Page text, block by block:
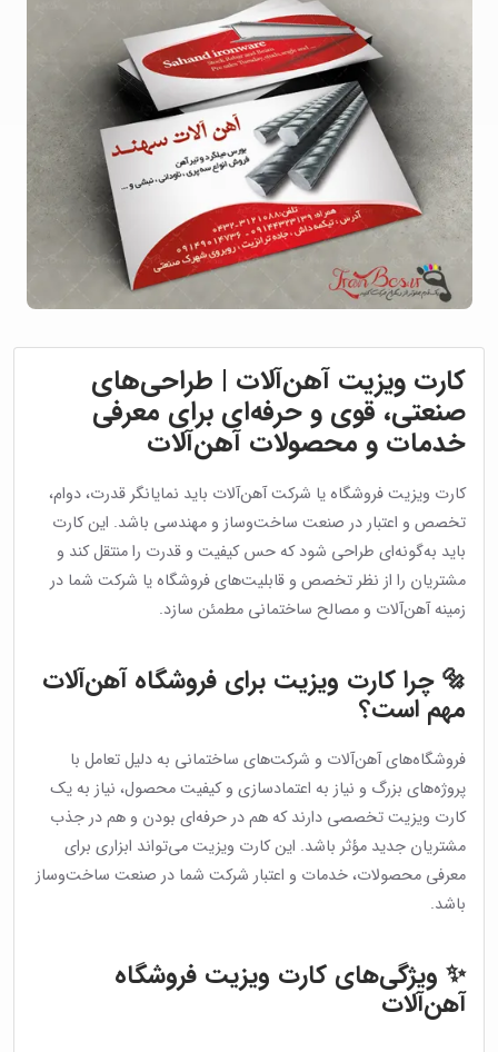
کارت ویزیت آهن‌آلات | طراحی‌های
صنعتی، قوی و حرفه‌ای برای معرفی
خدمات و محصولات آهن‌آلات
کارت ویزیت فروشگاه یا شرکت آهن‌آلات باید نمایانگر قدرت، دوام،
تخصص و اعتبار در صنعت ساخت‌وساز و مهندسی باشد. این کارت
باید به‌گونه‌ای طراحی شود که حس کیفیت و قدرت را منتقل کند و
مشتریان را از نظر تخصص و قابلیت‌های فروشگاه یا شرکت شما در
زمینه آهن‌آلات و مصالح ساختمانی مطمئن سازد.
🔩 چرا کارت ویزیت برای فروشگاه آهن‌آلات
مهم است؟
فروشگاه‌های آهن‌آلات و شرکت‌های ساختمانی به دلیل تعامل با
پروژه‌های بزرگ و نیاز به اعتمادسازی و کیفیت محصول، نیاز به یک
کارت ویزیت تخصصی دارند که هم در حرفه‌ای بودن و هم در جذب
مشتریان جدید مؤثر باشد. این کارت ویزیت می‌تواند ابزاری برای
معرفی محصولات، خدمات و اعتبار شرکت شما در صنعت ساخت‌وساز
باشد.
✨ ویژگی‌های کارت ویزیت فروشگاه
آهن‌آلات